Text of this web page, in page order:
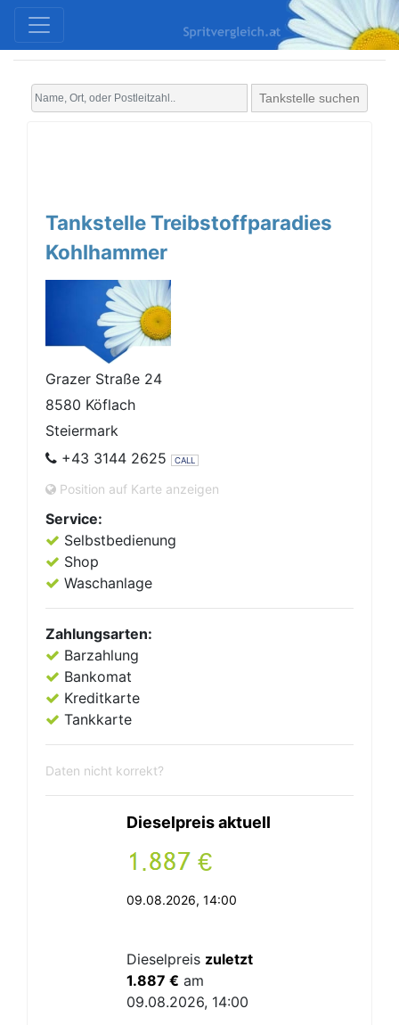
Tankstelle suchen
Tankstelle Treibstoffparadies
Kohlhammer
Grazer Straße 24
8580 Köflach
Steiermark
+43 3144 2625
CALL
Position auf Karte anzeigen
Service:
Selbstbedienung
Shop
Waschanlage
Zahlungsarten:
Barzahlung
Bankomat
Kreditkarte
Tankkarte
Daten nicht korrekt?
Dieselpreis aktuell
. €
09.08.2026, 14:00
Dieselpreis zuletzt
1.887 € am
09.08.2026, 14:00